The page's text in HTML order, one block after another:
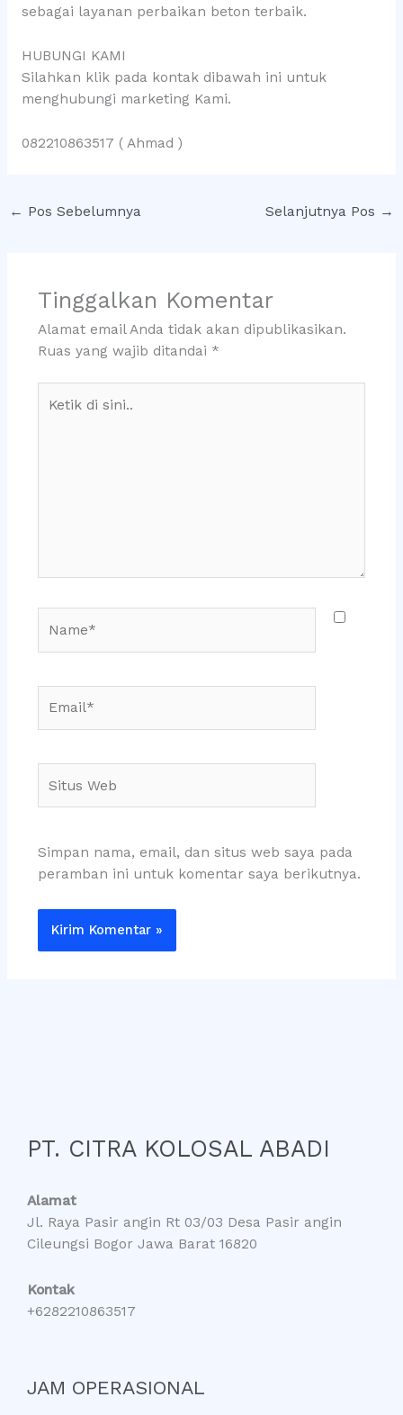
sebagai layanan perbaikan beton terbaik.
HUBUNGI KAMI
Silahkan klik pada kontak dibawah ini untuk
menghubungi marketing Kami.
082210863517 ( Ahmad )
← Pos Sebelumnya Selanjutnya Pos →
Tinggalkan Komentar
Alamat email Anda tidak akan dipublikasikan.
Ruas yang wajib ditandai *
Web
Simpan nama, email, dan situs web saya pada
peramban ini untuk komentar saya berikutnya.
PT. CITRA KOLOSAL ABADI
Alamat
Jl. Raya Pasir angin Rt 03/03 Desa Pasir angin
Cileungsi Bogor Jawa Barat 16820
Kontak
+6282210863517
JAM OPERASIONAL